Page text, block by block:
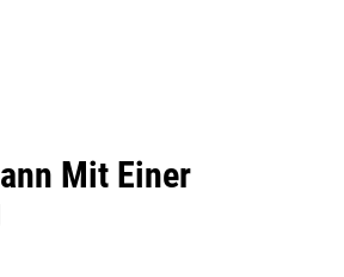
Mit Einer